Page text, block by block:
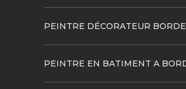
PEINTRE DÉCORATEUR
PEINTRE EN BATIMENT A